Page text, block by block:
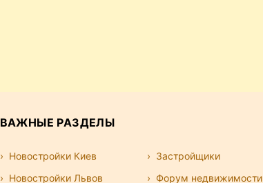
ВАЖНЫЕ РАЗДЕЛЫ
Новостройки Киев
Новостройки Львов
Застройщики
Форум недвижимости